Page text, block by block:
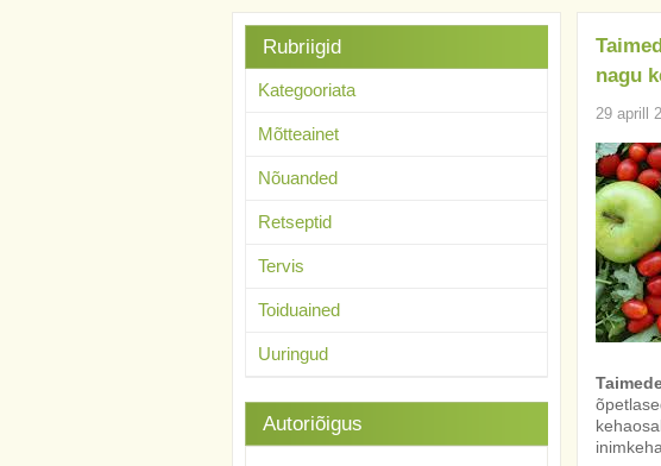
nagu
29 aprill
Rubriigid
Kategooriata
Mõtteainet
Nõuanded
Retseptid
Tervis
Toiduained
Uuringud
Autoriõigus